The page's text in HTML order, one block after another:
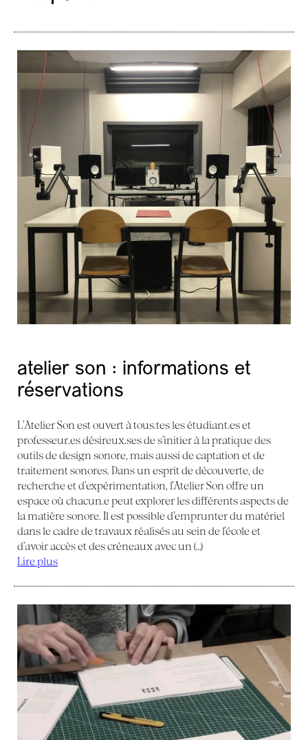
atelier son : informations et
réservations
L’Atelier Son est ouvert à tous.tes les étudiant.es et
professeur.es désireux.ses de s’initier à la pratique des
outils de design sonore, mais aussi de captation et de
traitement sonores. Dans un esprit de découverte, de
recherche et d’expérimentation, l’Atelier Son offre un
espace où chacun.e peut explorer les différents aspects de
la matière sonore. Il est possible d’emprunter du matériel
dans le cadre de travaux réalisés au sein de l’école et
d’avoir accès et des créneaux avec un (…)
Lire plus